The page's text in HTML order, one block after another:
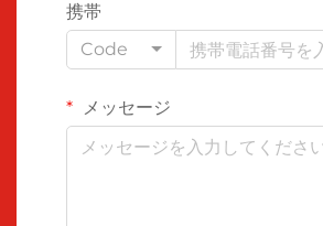
携帯
Code
メッセージ